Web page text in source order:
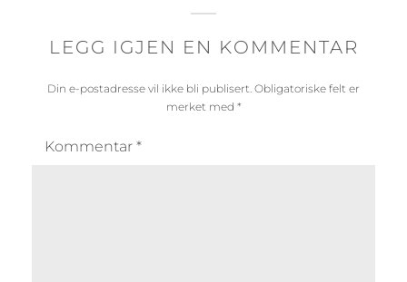
LEGG IGJEN EN KOMMENTAR
Din e-postadresse vil ikke bli publisert. Obligatoriske felt er
merket med *
Kommentar *